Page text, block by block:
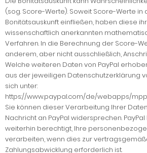
(sog. Score-Werte). Soweit Score-Werte in
Bonitätsauskunft einfließen, haben diese
wissenschaftlich anerkannten
Verfahren. In die Berechnung der Score-
anderem, aber nicht ausschließlich,
Welche weiteren Daten von PayPal
aus der jeweiligen Datenschutzerklärung
sich unter:
https://www.paypal.com/de/webapps/
Sie können dieser Verarbeitung Ihrer
Nachricht an PayPal widersprechen.
weiterhin berechtigt, Ihre
verarbeiten, wenn dies zur
Zahlungsabwicklung erforderlich ist.